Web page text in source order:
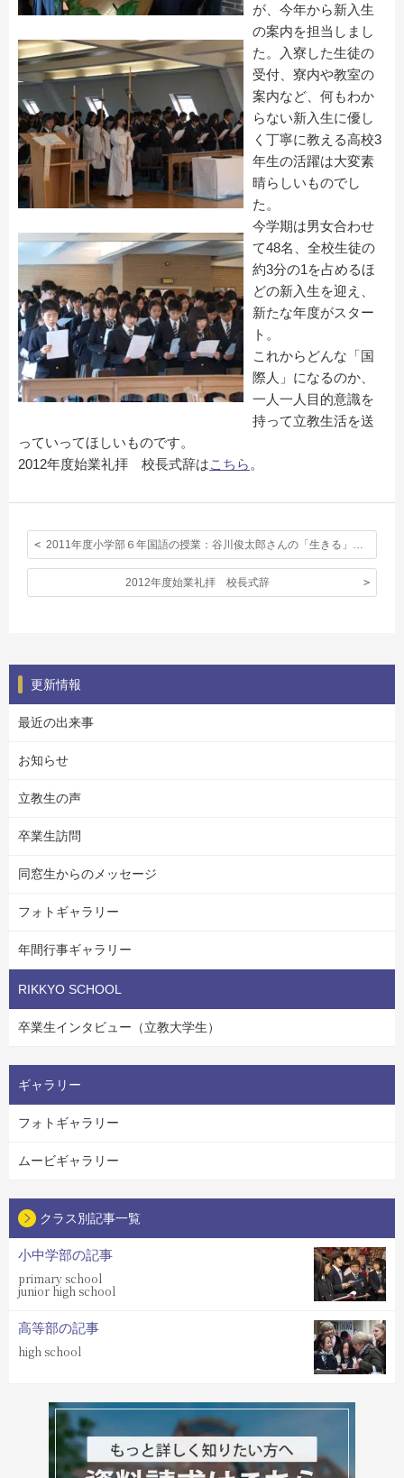
が、今年から新入生
の案内を担当しまし
た。入寮した生徒の
受付、寮内や教室の
案内など、何もわか
らない新入生に優し
く丁寧に教える高校3
年生の活躍は大変素
晴らしいものでし
た。
今学期は男女合わせ
て48名、全校生徒の
約3分の1を占めるほ
どの新入生を迎え、
新たな年度がスター
ト。
これからどんな「国
際人」になるのか、
一人一人目的意識を
持って立教生活を送
っていってほしいものです。
2012年度始業礼拝 校長式辞はこちら 。
2012年度始業礼拝 校長式辞
更新情報
最近の出来事
お知らせ
立教生の声
卒業生訪問
同窓生からのメッセージ
フォトギャラリー
年間行事ギャラリー
RIKKYO SCHOOL
卒業生インタビュー（立教大学生）
ギャラリー
フォトギャラリー
ムービギャラリー
クラス別記事一覧
小中学部の記事
primary school
junior high school
高等部の記事
high school